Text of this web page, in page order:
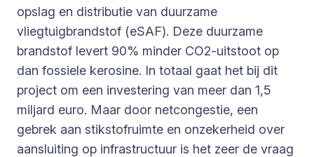
opslag en distributie van duurzame
vliegtuigbrandstof (eSAF). Deze duurzame
brandstof levert 90% minder CO2-uitstoot op
dan fossiele kerosine. In totaal gaat het bij dit
project om een investering van meer dan 1,5
miljard euro. Maar door netcongestie, een
gebrek aan stikstofruimte en onzekerheid over
aansluiting op infrastructuur is het zeer de vraag